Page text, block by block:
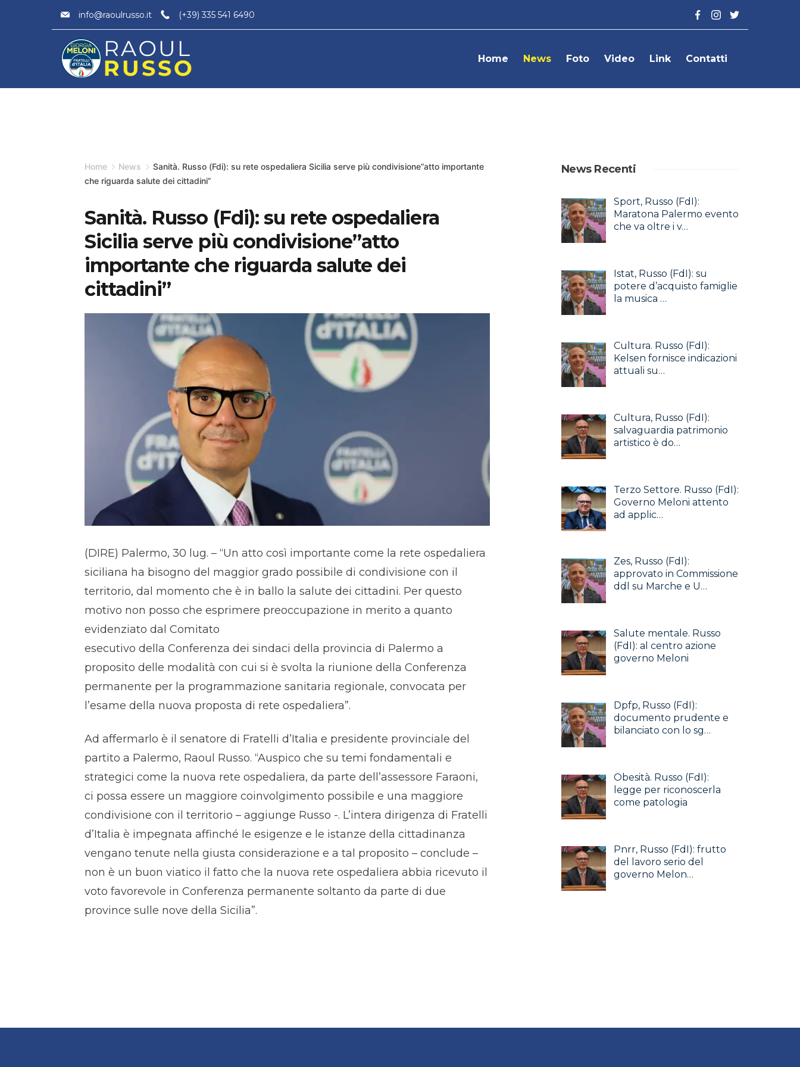
info@raoulrusso.it (+39) 335 541 6490
Minimal
Home News Foto Video Link Contatti
Home News
Sanità. Russo (Fdi): su rete ospedaliera Sicilia serve più condivisione”atto importante
che riguarda salute dei cittadini”
Sanità. Russo (Fdi): su rete ospedaliera
Sicilia serve più condivisione”atto
importante che riguarda salute dei
cittadini”
(DIRE) Palermo, 30 lug. – “Un atto così importante come la rete ospedaliera
siciliana ha bisogno del maggior grado possibile di condivisione con il
territorio, dal momento che è in ballo la salute dei cittadini. Per questo
motivo non posso che esprimere preoccupazione in merito a quanto
evidenziato dal Comitato
esecutivo della Conferenza dei sindaci della provincia di Palermo a
proposito delle modalità con cui si è svolta la riunione della Conferenza
permanente per la programmazione sanitaria regionale, convocata per
l’esame della nuova proposta di rete ospedaliera”.
Ad affermarlo è il senatore di Fratelli d’Italia e presidente provinciale del
partito a Palermo, Raoul Russo. “Auspico che su temi fondamentali e
strategici come la nuova rete ospedaliera, da parte dell’assessore Faraoni,
ci possa essere un maggiore coinvolgimento possibile e una maggiore
condivisione con il territorio – aggiunge Russo -. L’intera dirigenza di Fratelli
d’Italia è impegnata affinché le esigenze e le istanze della cittadinanza
vengano tenute nella giusta considerazione e a tal proposito – conclude –
non è un buon viatico il fatto che la nuova rete ospedaliera abbia ricevuto il
voto favorevole in Conferenza permanente soltanto da parte di due
province sulle nove della Sicilia”.
News Recenti
Sport, Russo (FdI):
Maratona Palermo evento
che va oltre i v…
Istat, Russo (FdI): su
potere d’acquisto famiglie
la musica …
Cultura. Russo (FdI):
Kelsen fornisce indicazioni
attuali su…
Cultura, Russo (FdI):
salvaguardia patrimonio
artistico è do…
Terzo Settore. Russo (FdI):
Governo Meloni attento
ad applic…
Zes, Russo (FdI):
approvato in Commissione
ddl su Marche e U…
Salute mentale. Russo
(FdI): al centro azione
governo Meloni
Dpfp, Russo (FdI):
documento prudente e
bilanciato con lo sg…
Obesità. Russo (FdI):
legge per riconoscerla
come patologia
Pnrr, Russo (FdI): frutto
del lavoro serio del
governo Melon…